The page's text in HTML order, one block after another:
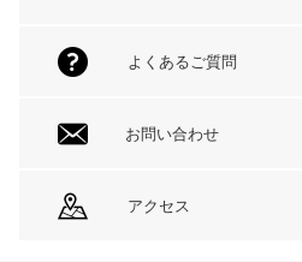
よくあるご質問
お問い合わせ
アクセス